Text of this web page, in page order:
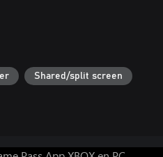
Shared/split screen